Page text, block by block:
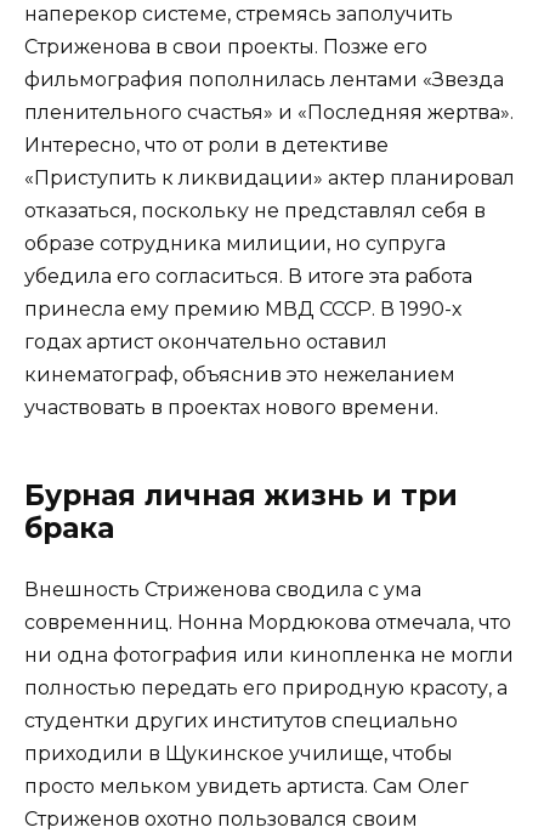
наперекор системе, стремясь заполучить
Стриженова в свои проекты. Позже его
фильмография пополнилась лентами «Звезда
пленительного счастья» и «Последняя жертва».
Интересно, что от роли в детективе
«Приступить к ликвидации» актер планировал
отказаться, поскольку не представлял себя в
образе сотрудника милиции, но супруга
убедила его согласиться. В итоге эта работа
принесла ему премию МВД СССР. В 1990-х
годах артист окончательно оставил
кинематограф, объяснив это нежеланием
участвовать в проектах нового времени.
Бурная личная жизнь и три
брака
Внешность Стриженова сводила с ума
современниц. Нонна Мордюкова отмечала, что
ни одна фотография или кинопленка не могли
полностью передать его природную красоту, а
студентки других институтов специально
приходили в Щукинское училище, чтобы
просто мельком увидеть артиста. Сам Олег
Стриженов охотно пользовался своим